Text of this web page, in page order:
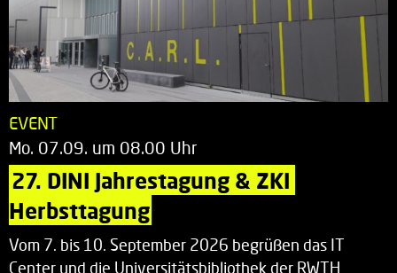
EVENT
Mo. 07.09. um 08.00 Uhr
27. DINI Jahrestagung & ZKI
Herbsttagung
Vom 7. bis 10. September 2026 begrüßen das IT
Center und die Universitätsbibliothek der RWTH